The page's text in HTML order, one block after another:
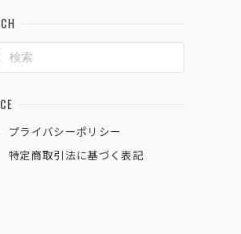
プライバシーポリシー
特定商取引法に基づく表記